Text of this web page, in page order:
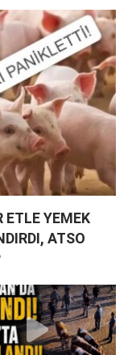
ETLE YEMEK
ATSO